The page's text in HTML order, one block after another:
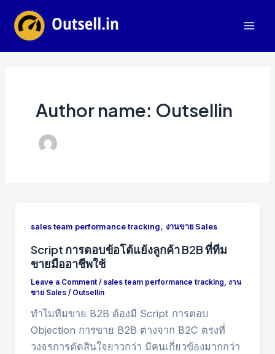
content
Author name: Outsellin
sales team performance tracking, งานขาย Sales
Script การตอบข้อโต้แย้งลูกค้า B2B ที่ทีม
ขายมืออาชีพใช้
Leave a Comment / sales team performance tracking, งาน
ขาย Sales/ Outsellin
ทำไมทีมขาย B2B ต้องมี Script การตอบ
Objection การขาย B2B ต่างจาก B2C ตรงที่
วงจรการตัดสินใจยาวกว่า มีคนเกี่ยวข้องมากกว่า